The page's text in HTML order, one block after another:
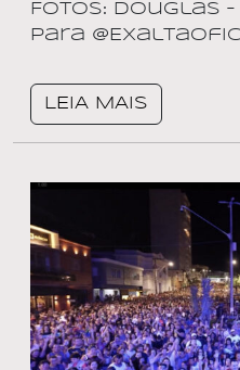
Fotos: douglas –
para
LEIA MAIS